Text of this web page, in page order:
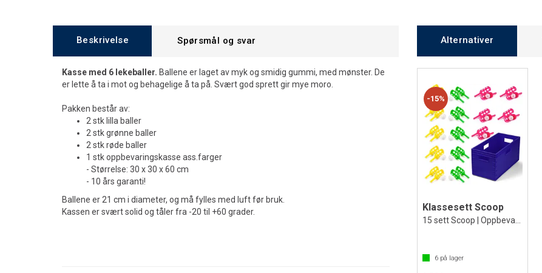
Beskrivelse Spørsmål og svar
Kasse med 6 lekeballer. Ballene er laget av myk og smidig gummi, med mønster. De
er lette å ta i mot og behagelige å ta på. Svært god sprett gir mye moro.
Pakken består av:
2 stk lilla baller
2 stk grønne baller
2 stk røde baller
1 stk oppbevaringskasse ass.farger
- Størrelse: 30 x 30 x 60 cm
- 10 års garanti!
Ballene er 21 cm i diameter, og må fylles med luft før bruk.
Kassen er svært solid og tåler fra -20 til +60 grader.
Alternativer
15%
Klassesett Scoop
6 på lager